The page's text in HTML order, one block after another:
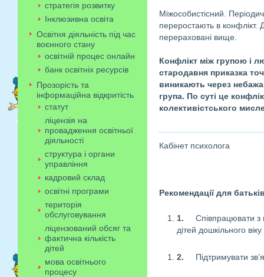
Міжособистісний.
переростають в конфлікт.
перераховані вище.
Конфлікт між групою і
стародавня приказка
виникають через
група. По суті це
колективістського
Кабінет психолога
Рекомендації для
1. Співпрацювати з
дітей дошкільного
2. Підтримувати
стратегія розвитку
Інклюзивна освіта
Освітня діяльність під час
воєнного стану
освітній процес онлайн
банк освітніх ресурсів
Прозорість та
інформаційна відкритість
статут
ліцензія на
провадження освітньої
діяльності
структура і органи
управління
кадровий склад
освітні програми
територія
обслуговування
ліцензований обсяг та
фактична кількість
дітей
мова освітнього
процесу